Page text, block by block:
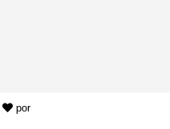
por